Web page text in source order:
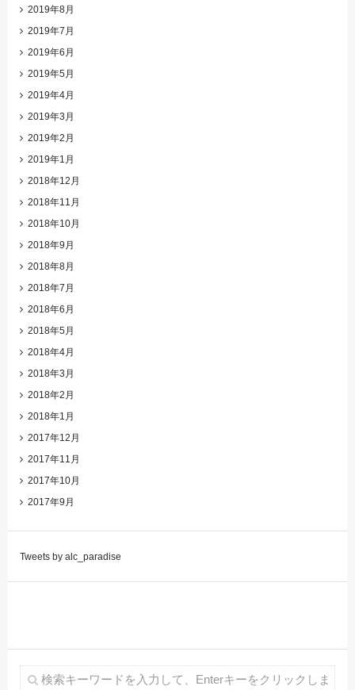
2019年8月
2019年7月
2019年6月
2019年5月
2019年4月
2019年3月
2019年2月
2019年1月
2018年12月
2018年11月
2018年10月
2018年9月
2018年8月
2018年7月
2018年6月
2018年5月
2018年4月
2018年3月
2018年2月
2018年1月
2017年12月
2017年11月
2017年10月
2017年9月
Tweets by alc_paradise